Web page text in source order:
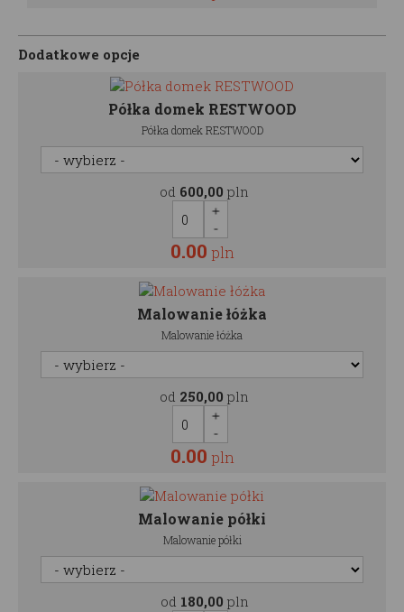
Dodatkowe opcje
Półka domek RESTWOOD
Półka domek RESTWOOD
od 600,00 pln
0.00 pln
Malowanie łóżka
Malowanie łóżka
od 250,00 pln
0.00 pln
Malowanie półki
Malowanie półki
od 180,00 pln